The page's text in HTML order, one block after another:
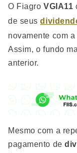
O Fiagro VGIA11
de seus
novamente com
Assim, o fundo
anterior.
Mesmo com a
pagamento de